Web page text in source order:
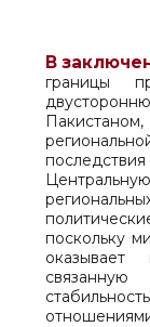
В
границы
поскольку